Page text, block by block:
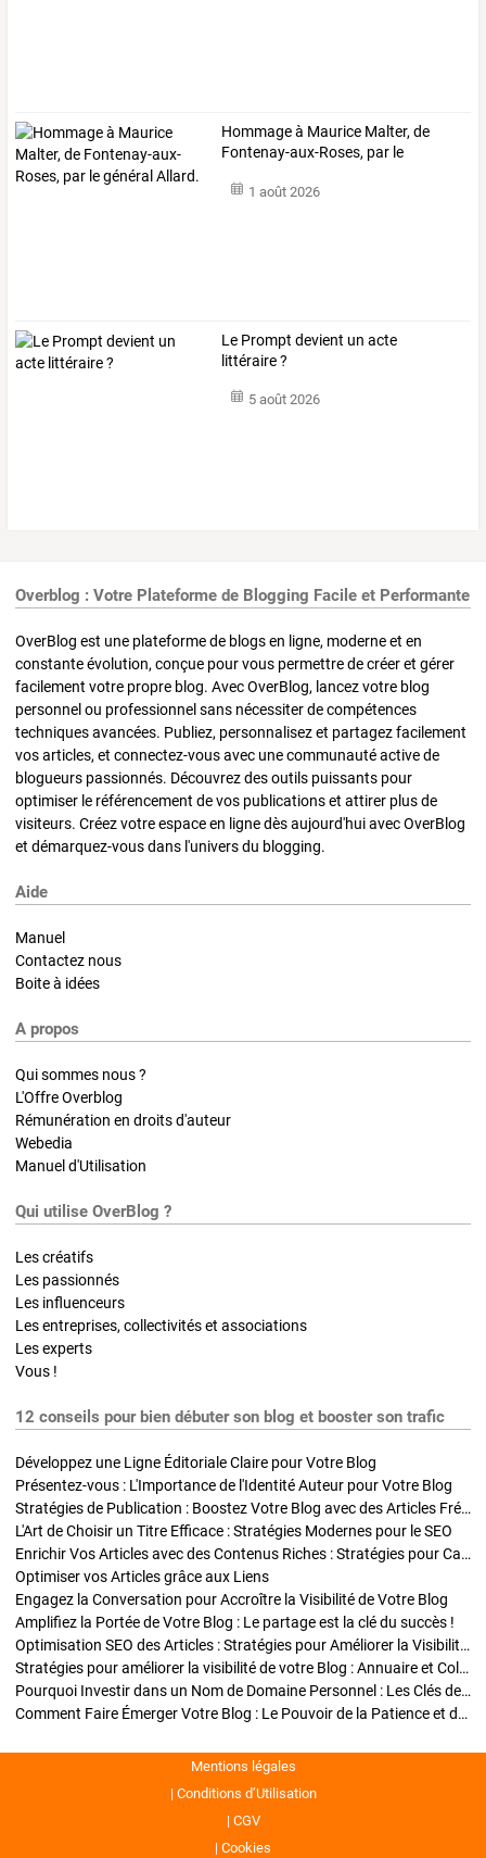
Hommageà Maurice Malter, de
Fontenay-aux-Roses, par le
1 août 2026
Le Prompt devient un acte
littéraire ?
5 août 2026
Overblog : Votre Plateforme de Blogging Facile et Performante
OverBlog est une plateforme de blogs en ligne, moderne et en
constante évolution, conçue pour vous permettre de créer et gérer
facilement votre propre blog. Avec OverBlog, lancez votre blog
personnel ou professionnel sans nécessiter de compétences
techniques avancées. Publiez, personnalisez et partagez facilement
vos articles, et connectez-vous avec une communauté active de
blogueurs passionnés. Découvrez des outils puissants pour
optimiser le référencement de vos publications et attirer plus de
visiteurs. Créez votre espace en ligne dès aujourd'hui avec OverBlog
et démarquez-vous dans l'univers du blogging.
Aide
Manuel
Contactez nous
Boite à idées
A propos
Qui sommes nous ?
L'Offre Overblog
Rémunération en droits d'auteur
Webedia
Manuel d'Utilisation
Qui utilise OverBlog ?
Les créatifs
Les passionnés
Les influenceurs
Les entreprises, collectivités et associations
Les experts
Vous !
12 conseils pour bien débuter son blog et booster son trafic
Développez une Ligne Éditoriale Claire pour Votre Blog
Présentez-vous : L'Importance de l'Identité Auteur pour Votre Blog
Stratégies de Publication : Boostez Votre Blog avec des Articles Fréquents et Exclusifs
L'Art de Choisir un Titre Efficace : Stratégies Modernes pour le SEO
Enrichir Vos Articles avec des Contenus Riches : Stratégies pour Captiver et Optimiser
Optimiser vos Articles grâce aux Liens
Engagez la Conversation pour Accroître la Visibilité de Votre Blog
Amplifiez la Portée de Votre Blog : Le partage est la clé du succès !
Optimisation SEO des Articles : Stratégies pour Améliorer la Visibilité de Votre Blog
Stratégies pour améliorer la visibilité de votre Blog : Annuaire et Collaborations
Pourquoi Investir dans un Nom de Domaine Personnel : Les Clés de la Réussite de Votre Blog
Comment Faire Émerger Votre Blog : Le Pouvoir de la Patience et de la Persévérance
Mentions légales
Conditions d’Utilisation
CGV
Cookies